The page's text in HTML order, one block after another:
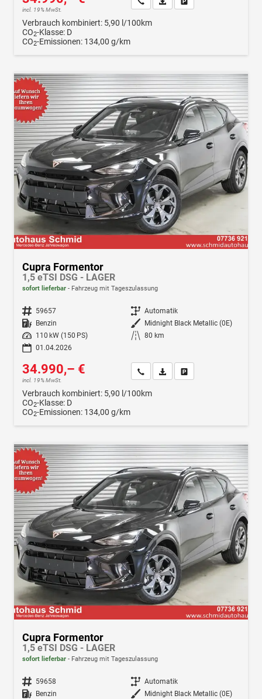
incl. 19% MwSt.
Verbrauch kombiniert: 5,90 l/100km
CO2-Klasse: D
CO2-Emissionen: 134,00 g/km
Cupra Formentor
1,5 eTSI DSG - LAGER
sofort lieferbar Fahrzeug mit Tageszulassung
Fahrzeugnr. 59657 Getriebe Automatik
Kraftstoff Benzin Außenfarbe Midnight Black Metallic (0E)
Leistung
110 kW (150 PS) Kilometerstand 80 km
01.04.2026
34.990,– €
incl. 19% MwSt.
Wir rufen Sie anFahrzeugexposé (PDF)
Verbrauch kombiniert: 5,90 l/100km
CO2-Klasse: D
CO2-Emissionen: 134,00 g/km
Cupra Formentor
1,5 eTSI DSG - LAGER
sofort lieferbar Fahrzeug mit Tageszulassung
Fahrzeugnr. 59658 Getriebe Automatik
Kraftstoff Benzin Außenfarbe Midnight Black Metallic (0E)